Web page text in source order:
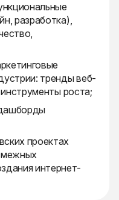
разработка),
тренды веб-
роста;
проектах
интернет-